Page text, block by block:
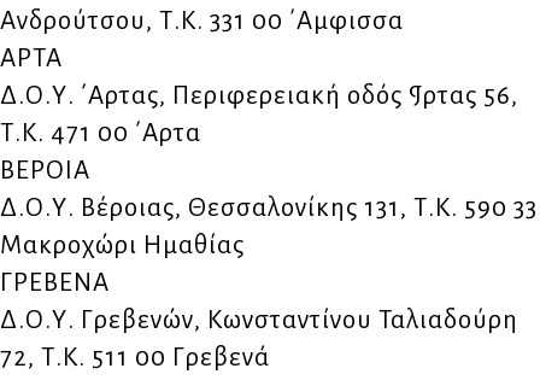
Ανδρούτσου, Τ.Κ. 331 00 ΄Αμφισσα
ΑΡΤΑ
Δ.Ο.Υ. ΄Αρτας, Περιφερειακή οδός ¶ρτας 56,
Τ.Κ. 471 00 ΄Αρτα
ΒΕΡΟΙΑ
Δ.Ο.Υ. Βέροιας, Θεσσαλονίκης 131, Τ.Κ. 590 33
Μακροχώρι Ημαθίας
ΓΡΕΒΕΝΑ
Δ.Ο.Υ. Γρεβενών, Κωνσταντίνου Ταλιαδούρη
72, Τ.Κ. 511 00 Γρεβενά